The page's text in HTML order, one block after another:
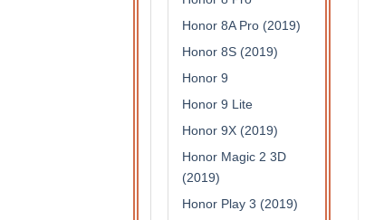
Honor 8A Pro (2019)
Honor 8S (2019)
Honor 9
Honor 9 Lite
Honor 9X (2019)
Honor Magic 2 3D
(2019)
Honor Play 3 (2019)